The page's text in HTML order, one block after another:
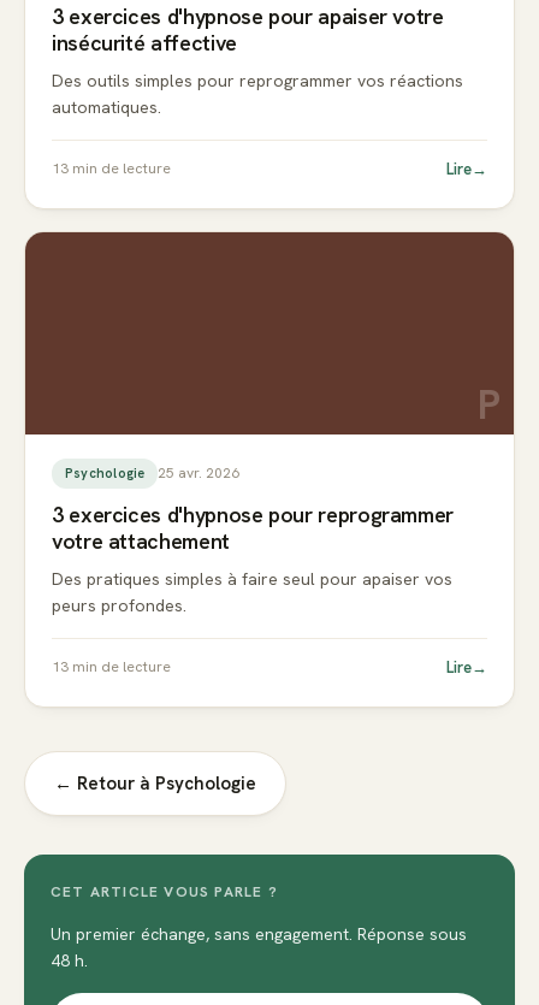
3 exercices d'hypnose pour apaiser votre
insécurité affective
Des outils simples pour reprogrammer vos réactions
automatiques.
13 min de lecture Lire→
P
Psychologie 25 avr. 2026
3 exercices d'hypnose pour reprogrammer
votre attachement
Des pratiques simples à faire seul pour apaiser vos
peurs profondes.
13 min de lecture Lire→
← Retour à Psychologie
CET ARTICLE VOUS PARLE ?
Un premier échange, sans engagement. Réponse sous
48 h.